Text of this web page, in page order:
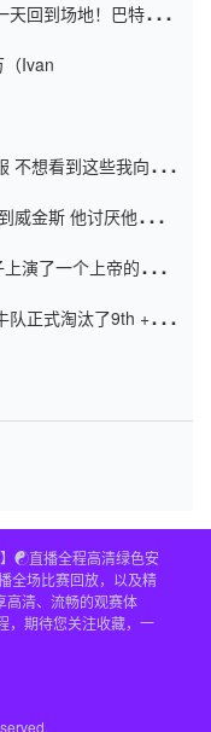
回到场地！巴特勒迈
Ivan
不想看到这些我向他
威金斯 他讨厌他的老
演了一个上帝的剧
队正式淘汰了9th + 76
☯️直播全程高清绿色安
全场比赛回放，以及精
高清、流畅的观赛体
，期待您关注收藏，一